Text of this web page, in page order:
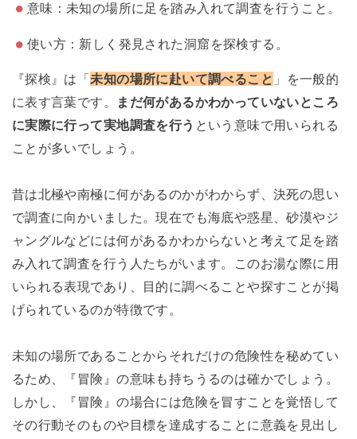
意味：未知の場所に足を踏み入れて調査を行うこと。
使い方：新しく発見された洞窟を探検する。
『探検』は「未知の場所に赴いて調べること 」を一般的
に表す言葉です。
まだ何があるかわかっていないところ
に実際に行って実地調査を行う という意味で用いられる
ことが多いでしょう。
昔は北極や南極に何があるのかがわからず、決死の思い
で調査に向かいました。現在でも海底や惑星、砂漠やジ
ャングルなどには何があるかわからないと考えて足を踏
み入れて調査を行う人たちがいます。このお湯な際に用
いられる表現であり、目的に調べることや探すことが掲
げられているのが特徴です。
未知の場所であることからそれだけの危険性を秘めてい
るため、『冒険』の意味も持ちうるのは確かでしょう。
しかし、『冒険』の場合には危険を冒すことを覚悟して
その行動そのものや目標を達成することに意義を見出し